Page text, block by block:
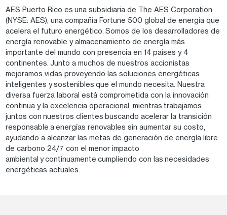
AES Puerto Rico es una subsidiaria de The AES Corporation
(NYSE: AES), una compañía Fortune 500 global de energía que
acelera el futuro energético. Somos de los desarrolladores de
energía renovable y almacenamiento de energía más
importante del mundo con presencia en 14 países y 4
continentes. Junto a muchos de nuestros accionistas
mejoramos vidas proveyendo las soluciones energéticas
inteligentes y sostenibles que el mundo necesita. Nuestra
diversa fuerza laboral está comprometida con la innovación
continua y la excelencia operacional, mientras trabajamos
juntos con nuestros clientes buscando acelerar la transición
responsable a energías renovables sin aumentar su costo,
ayudando a alcanzar las metas de generación de energía libre
de carbono 24/7 con el menor impacto
ambiental y continuamente cumpliendo con las necesidades
energéticas actuales.